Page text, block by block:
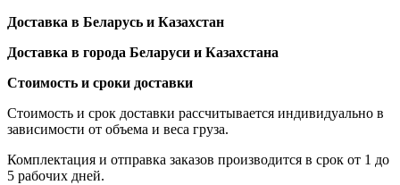
Доставка в Беларусь и Казахстан
Доставка в города Беларуси и Казахстана
Стоимость и сроки доставки
Стоимость и срок доставки рассчитывается индивидуально в
зависимости от объема и веса груза.
Комплектация и отправка заказов производится в срок от 1 до
5 рабочих дней.